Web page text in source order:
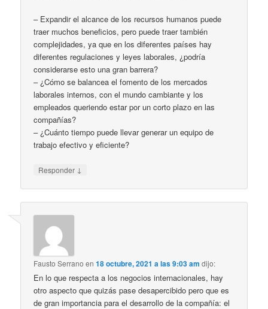
– Expandir el alcance de los recursos humanos puede
traer muchos beneficios, pero puede traer también
complejidades, ya que en los diferentes países hay
diferentes regulaciones y leyes laborales, ¿podría
considerarse esto una gran barrera?
– ¿Cómo se balancea el fomento de los mercados
laborales internos, con el mundo cambiante y los
empleados queriendo estar por un corto plazo en las
compañías?
– ¿Cuánto tiempo puede llevar generar un equipo de
trabajo efectivo y eficiente?
Responder ↓
Fausto Serrano en18 octubre, 2021 a las 9:03 am dijo:
En lo que respecta a los negocios internacionales, hay
otro aspecto que quizás pase desapercibido pero que es
de gran importancia para el desarrollo de la compañía: el